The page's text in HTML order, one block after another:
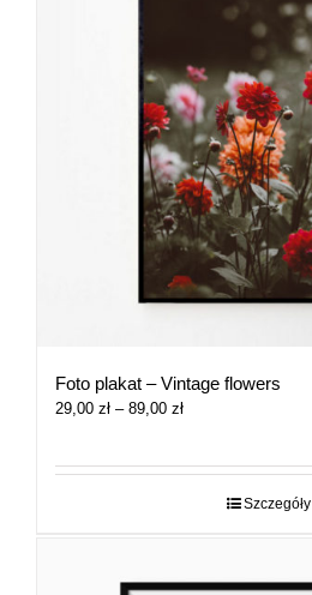
Foto plakat – Vintage flowers
29,00 zł – 89,00 złZakres
29,00 zł
Szczegóły